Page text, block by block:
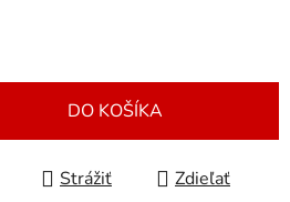
DO KOŠÍKA
Strážiť Zdieľať